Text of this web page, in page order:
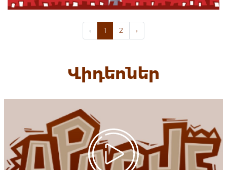
‹ 1 2 ›
Վիդեոներ